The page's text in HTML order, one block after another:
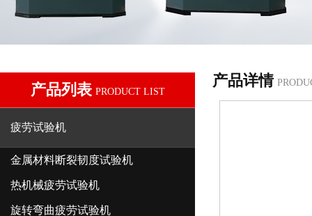
产品列表 PRODUCT LIST
疲劳试验机
金属材料断裂韧度试验机
热机械疲劳试验机
旋转弯曲疲劳试验机
产品详情